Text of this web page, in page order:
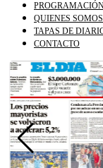
QUIENES
TAPAS DE
CONTACTO